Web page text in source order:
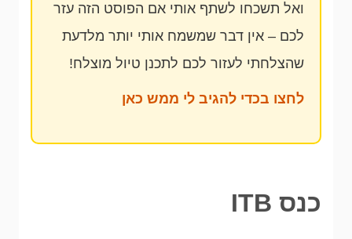
ואל תשכחו לשתף אותי אם הפוסט הזה עזר
לכם – אין דבר שמשמח אותי יותר מלדעת
שהצלחתי לעזור לכם לתכנן טיול מוצלח!
לחצו בכדי להגיב לי ממש כאן
כנס ITB